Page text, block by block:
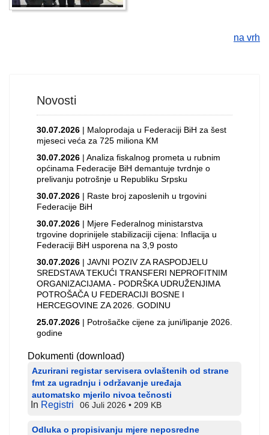
na vrh
Novosti
30.07.2026 | Maloprodaja u Federaciji BiH za šest
mjeseci veća za 725 miliona KM
30.07.2026 | Analiza fiskalnog prometa u rubnim
općinama Federacije BiH demantuje tvrdnje o
prelivanju potrošnje u Republiku Srpsku
30.07.2026 | Raste broj zaposlenih u trgovini
Federacije BiH
30.07.2026 | Mjere Federalnog ministarstva
trgovine doprinijele stabilizaciji cijena: Inflacija u
Federaciji BiH usporena na 3,9 posto
30.07.2026 | JAVNI POZIV ZA RASPODJELU
SREDSTAVA TEKUĆI TRANSFERI NEPROFITNIM
ORGANIZACIJAMA - PODRŠKA UDRUŽENJIMA
POTROŠAČA U FEDERACIJI BOSNE I
HERCEGOVINE ZA 2026. GODINU
25.07.2026 | Potrošačke cijene za juni/lipanje 2026.
godine
Dokumenti (download)
Azurirani registar servisera ovlaštenih od strane
fmt za ugradnju i održavanje uređaja
automatsko mjerilo nivoa tečnosti
In Registri 06 Juli 2026 209 KB
Odluka o propisivanju mjere neposredne